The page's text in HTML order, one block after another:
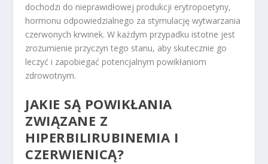
dochodzi do nieprawidłowej produkcji erytropoetyny,
hormonu odpowiedzialnego za stymulację wytwarzania
czerwonych krwinek. W każdym przypadku istotne jest
zrozumienie przyczyn tego stanu, aby skutecznie go
leczyć i zapobiegać potencjalnym powikłaniom
zdrowotnym.
JAKIE SĄ POWIKŁANIA
ZWIĄZANE Z
HIPERBILIRUBINEMIA I
CZERWIENICĄ?